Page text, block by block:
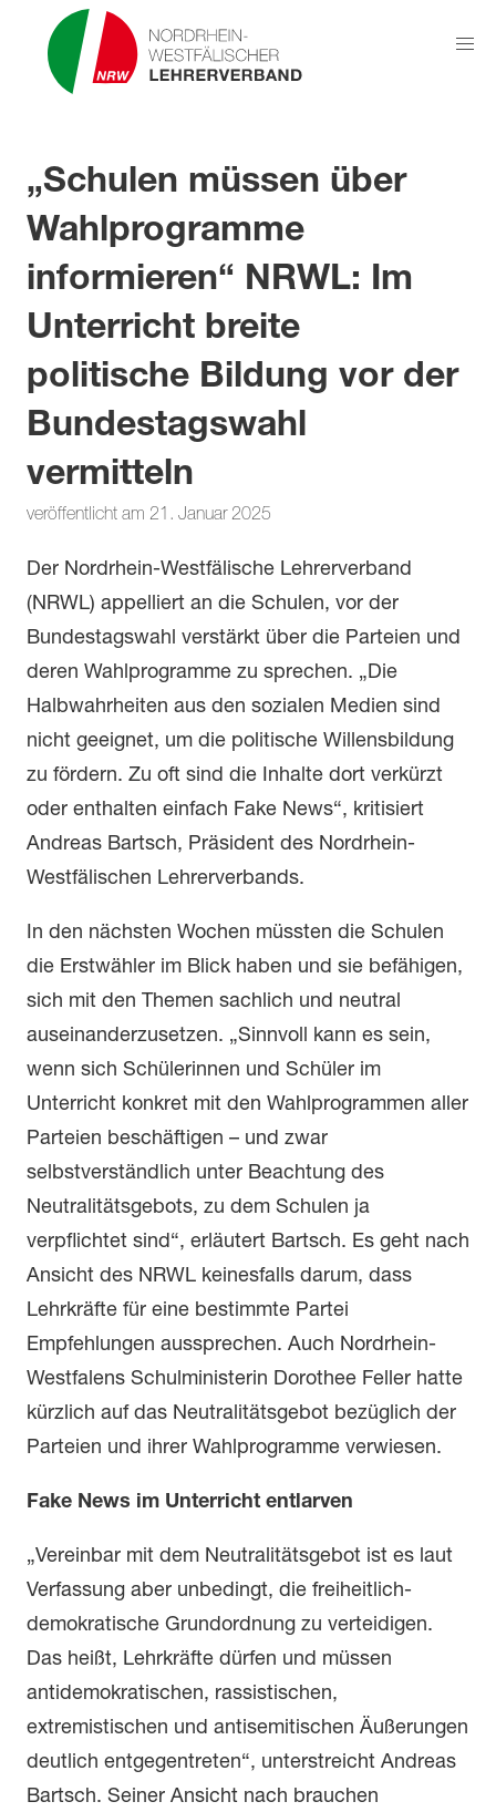
„Schulen müssen über
Wahlprogramme
informieren“ NRWL: Im
Unterricht breite
politische Bildung vor der
Bundestagswahl
vermitteln
veröffentlicht am 21. Januar 2025
Der Nordrhein-Westfälische Lehrerverband
(NRWL) appelliert an die Schulen, vor der
Bundestagswahl verstärkt über die Parteien und
deren Wahlprogramme zu sprechen. „Die
Halbwahrheiten aus den sozialen Medien sind
nicht geeignet, um die politische Willensbildung
zu fördern. Zu oft sind die Inhalte dort verkürzt
oder enthalten einfach Fake News“, kritisiert
Andreas Bartsch, Präsident des Nordrhein-
Westfälischen Lehrerverbands.
In den nächsten Wochen müssten die Schulen
die Erstwähler im Blick haben und sie befähigen,
sich mit den Themen sachlich und neutral
auseinanderzusetzen. „Sinnvoll kann es sein,
wenn sich Schülerinnen und Schüler im
Unterricht konkret mit den Wahlprogrammen aller
Parteien beschäftigen – und zwar
selbstverständlich unter Beachtung des
Neutralitätsgebots, zu dem Schulen ja
verpflichtet sind“, erläutert Bartsch. Es geht nach
Ansicht des NRWL keinesfalls darum, dass
Lehrkräfte für eine bestimmte Partei
Empfehlungen aussprechen. Auch Nordrhein-
Westfalens Schulministerin Dorothee Feller hatte
kürzlich auf das Neutralitätsgebot bezüglich der
Parteien und ihrer Wahlprogramme verwiesen.
Fake News im Unterricht entlarven
„Vereinbar mit dem Neutralitätsgebot ist es laut
Verfassung aber unbedingt, die freiheitlich-
demokratische Grundordnung zu verteidigen.
Das heißt, Lehrkräfte dürfen und müssen
antidemokratischen, rassistischen,
extremistischen und antisemitischen Äußerungen
deutlich entgegentreten“, unterstreicht Andreas
Bartsch. Seiner Ansicht nach brauchen